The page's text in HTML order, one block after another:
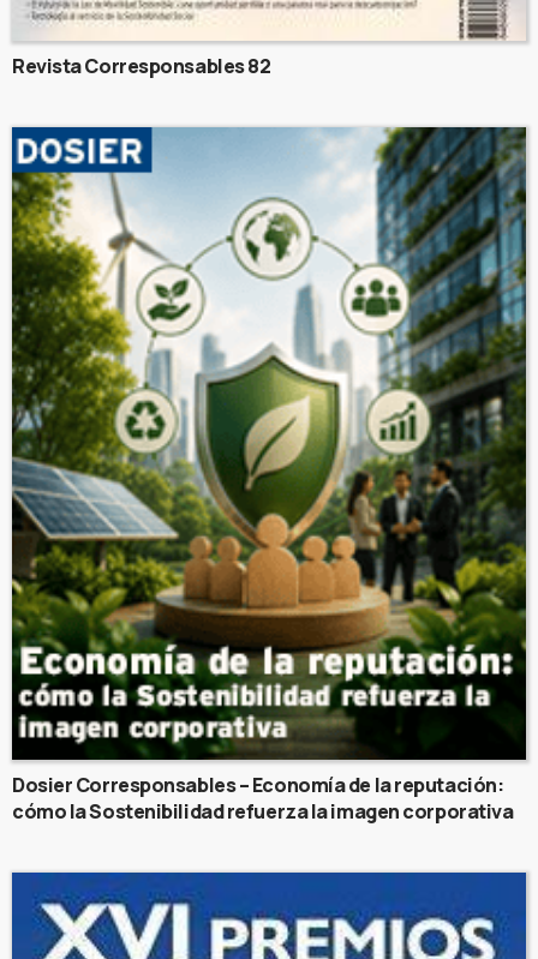
Revista Corresponsables 82
Dosier Corresponsables – Economía de la reputación:
cómo la Sostenibilidad refuerza la imagen corporativa